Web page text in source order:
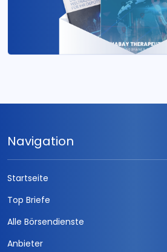
Navigation
Startseite
Top Briefe
Alle Börsendienste
Anbieter